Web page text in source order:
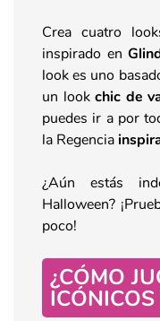
Crea cuatro
inspirado en
look es uno
un look chic de
puedes ir a por
la Regencia
¿Aún estás
Halloween?
poco!
¿CÓMO